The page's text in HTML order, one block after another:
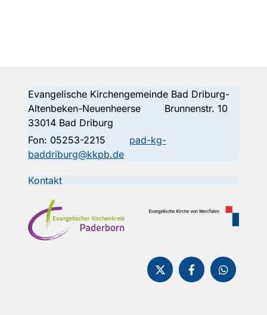
Evangelische Kirchengemeinde Bad Driburg-
Altenbeken-Neuenheerse Brunnenstr. 10
33014 Bad Driburg
Fon: 05253-2215
pad-kg-
baddriburg@kkpb.de
Kontakt